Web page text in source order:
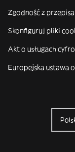
Zgodność z
Skonfiguruj pliki
Akt o usługach
Europejska ustawa